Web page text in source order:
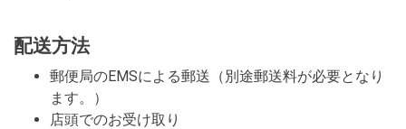
配送方法
郵便局のEMSによる郵送（別途郵送料が必要となり
ます。）
店頭でのお受け取り